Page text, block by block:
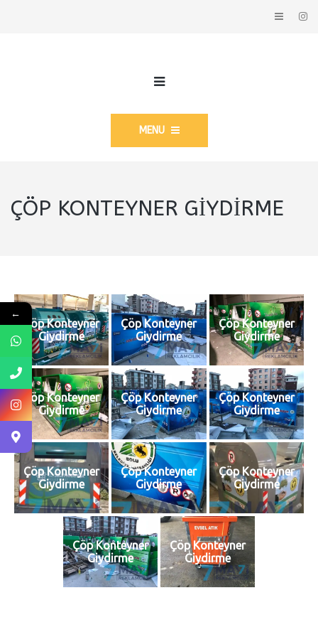
MENU
ÇÖP KONTEYNER GIYDIRME
Çöp Konteyner
Giydirme
Çöp Konteyner
Giydirme
Çöp Konteyner
Giydirme
Çöp Konteyner
Giydirme
Çöp Konteyner
Giydirme
Çöp Konteyner
Giydirme
Çöp Konteyner
Giydirme
Çöp Konteyner
Giydirme
Çöp Konteyner
Giydirme
Çöp Konteyner
Giydirme
Çöp Konteyner
Giydirme
←